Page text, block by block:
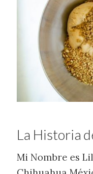
La Historia
Mi Nombre es